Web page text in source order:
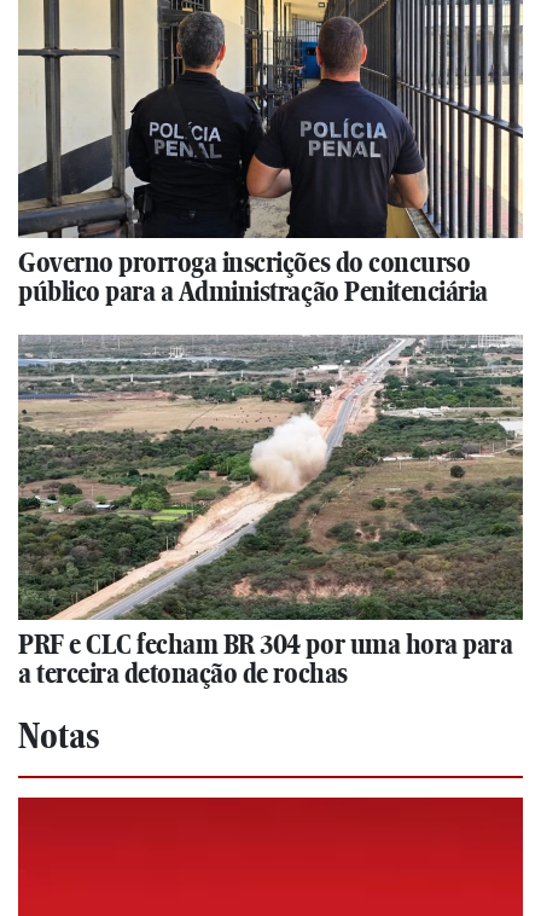
Governo prorroga inscrições do concurso
público para a Administração Penitenciária
PRF e CLC fecham BR 304 por uma hora para
a terceira detonação de rochas
Notas